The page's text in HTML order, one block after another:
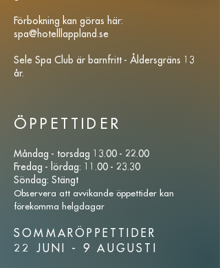
Förbokning kan göras här:
spa@hotelllappland.se
Sele Spa Club är barnfritt - Åldersgräns 13
år.
ÖPPETTIDER
Måndag - torsdag
13.00 - 22.00
Fredag - lördag:
11.00 - 23.30
Söndag: Stängt
Observera att avvikande öppettider kan
förekomma helgdagar
SOMMARÖPPETTIDER
22 JUNI - 9 AUGUSTI